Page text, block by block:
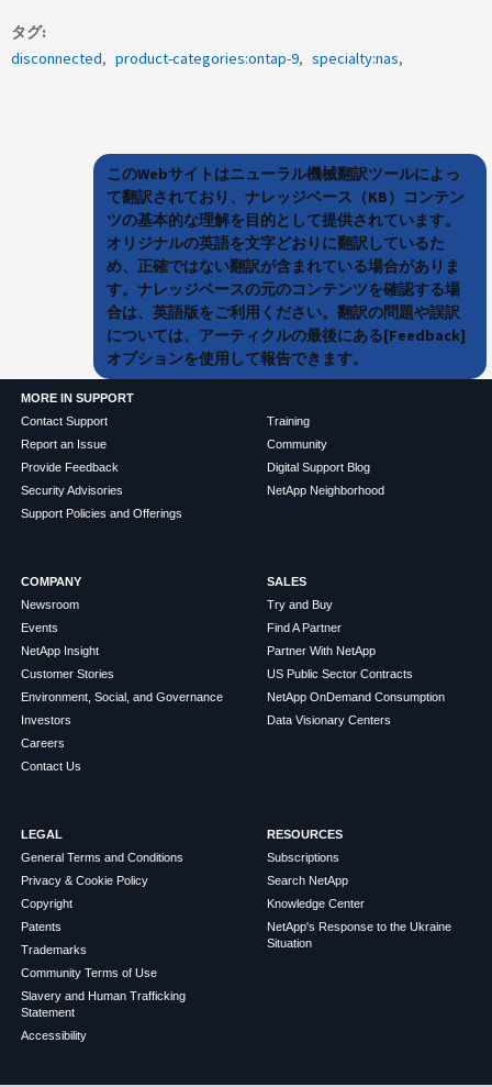
タグ
disconnected
product-categories:ontap-9 specialty:nas
このWebサイトはニューラル機械翻訳ツールによっ
て翻訳されており、ナレッジベース（KB）コンテン
ツの基本的な理解を目的として提供されています。
オリジナルの英語を文字どおりに翻訳しているた
め、正確ではない翻訳が含まれている場合がありま
す。ナレッジベースの元のコンテンツを確認する場
合は、英語版をご利用ください。翻訳の問題や誤訳
については、アーティクルの最後にある[Feedback]
オプションを使用して報告できます。
MORE IN SUPPORT
Contact Support
Report an Issue
Provide Feedback
Security Advisories
Support Policies and Offerings
Training
Community
Digital Support Blog
NetApp Neighborhood
COMPANY
Newsroom
Events
NetApp Insight
Customer Stories
Environment, Social, and Governance
Investors
Careers
Contact Us
SALES
Try and Buy
Find A Partner
Partner With NetApp
US Public Sector Contracts
NetApp OnDemand Consumption
Data Visionary Centers
LEGAL
General Terms and Conditions
Privacy & Cookie Policy
Copyright
Patents
Trademarks
Community Terms of Use
Slavery and Human Trafficking
Statement
Accessibility
RESOURCES
Subscriptions
Search NetApp
Knowledge Center
NetApp's Response to the Ukraine
Situation